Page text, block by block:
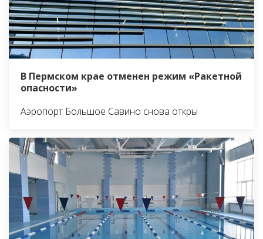
В Пермском крае отменен режим «Ракетной
опасности»
Аэропорт Большое Савино снова откры